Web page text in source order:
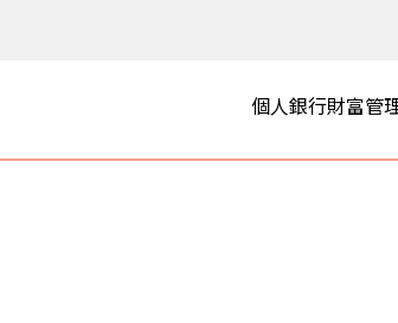
個人銀行財富管